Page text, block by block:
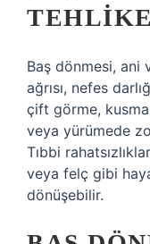
Baş dönmesi, ani
ağrısı, nefes
çift görme,
veya yürümede
Tıbbi
veya felç gibi
dönüşebilir.